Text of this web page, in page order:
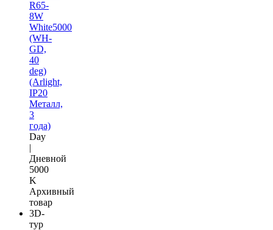
R65-
8W
White5000
(WH-
GD,
40
deg)
(Arlight,
IP20
Металл,
3
года)
Day
|
Дневной
5000
K
Архивный
товар
3D-
тур